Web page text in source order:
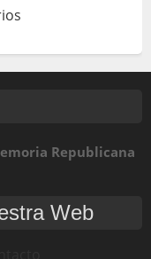
Republicana
Web